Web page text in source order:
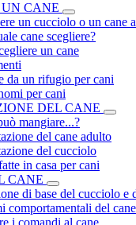
CANE
un cucciolo o un cane
cane scegliere?
un cane
da un rifugio per cani
per cani
DEL CANE
mangiare...?
del cane adulto
del cucciolo
in casa per cani
CANE
di base del cucciolo e
comportamentali del cane
i comandi al cane